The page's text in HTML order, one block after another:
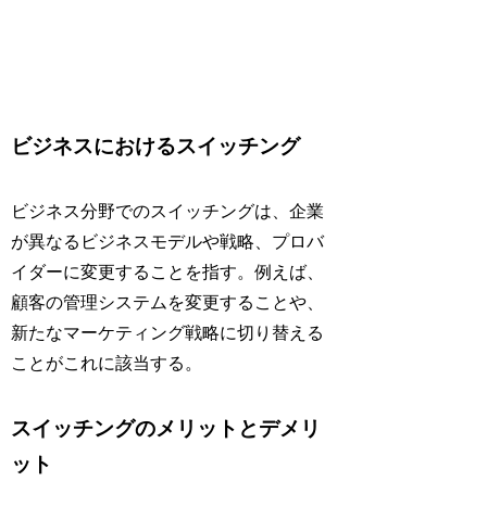
ビジネスにおけるスイッチング
ビジネス分野でのスイッチングは、企業
が異なるビジネスモデルや戦略、プロバ
イダーに変更することを指す。例えば、
顧客の管理システムを変更することや、
新たなマーケティング戦略に切り替える
ことがこれに該当する。
スイッチングのメリットとデメリ
ット